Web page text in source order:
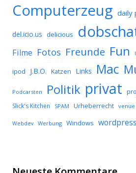
Computerzeug daily
del.icio.us delicious
Filme Fotos Freunde Fun
ipod J.B.O. Katzen Links Mac
Podcarsten Politik privat
Slick's Kitchen SPAM Urheberrecht
Webdev Werbung Windows wordpress